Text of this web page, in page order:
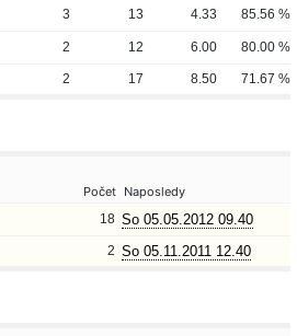
3 13 4.33 85.56 %
2 12 6.00 80.00 %
2 17 8.50 71.67 %
Počet Naposledy
18 So 05.05.2012 09.40
2 So 05.11.2011 12.40